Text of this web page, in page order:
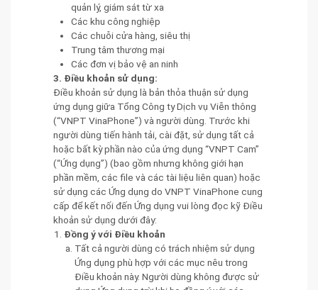
quản lý, giám sát từ xa
Các khu công nghiệp
Các chuỗi cửa hàng, siêu thị
Trung tâm thương mại
Các đơn vị bảo vệ an ninh
3. Điều khoản sử dụng:
Điều khoản sử dụng là bản thỏa thuận sử dụng
ứng dụng giữa Tổng Công ty Dịch vụ Viễn thông
(“VNPT VinaPhone”) và người dùng. Trước khi
người dùng tiến hành tải, cài đặt, sử dụng tất cả
hoặc bất kỳ phần nào của ứng dụng “VNPT Cam”
(“Ứng dụng”) (bao gồm nhưng không giới hạn
phần mềm, các file và các tài liệu liên quan) hoặc
sử dụng các Ứng dụng do VNPT VinaPhone cung
cấp để kết nối đến Ứng dụng vui lòng đọc kỹ Điều
khoản sử dụng dưới đây:
Đồng ý với Điều khoản
Tất cả người dùng có trách nhiệm sử dụng
Ứng dụng phù hợp với các mục nêu trong
Điều khoản này. Người dùng không được sử